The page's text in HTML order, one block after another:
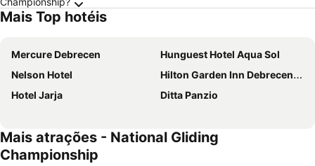
Mais Top hotéis
Mercure Debrecen
Hunguest Hotel Aqua Sol
Nelson Hotel
Hilton Garden Inn Debrecen City Center
Hotel Jarja
Ditta Panzio
Mais atrações - National Gliding
Championship